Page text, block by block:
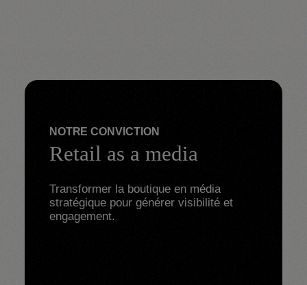
NOTRE CONVICTION
Retail as a media
Transformer la boutique en média
stratégique pour générer visibilité et
engagement.